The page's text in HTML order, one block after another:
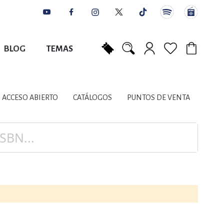
BLOG TEMAS
LITERARIOS
PLANIFICACIÓN
ACCESO ABIERTO CATÁLOGOS PUNTOS DE VENTA